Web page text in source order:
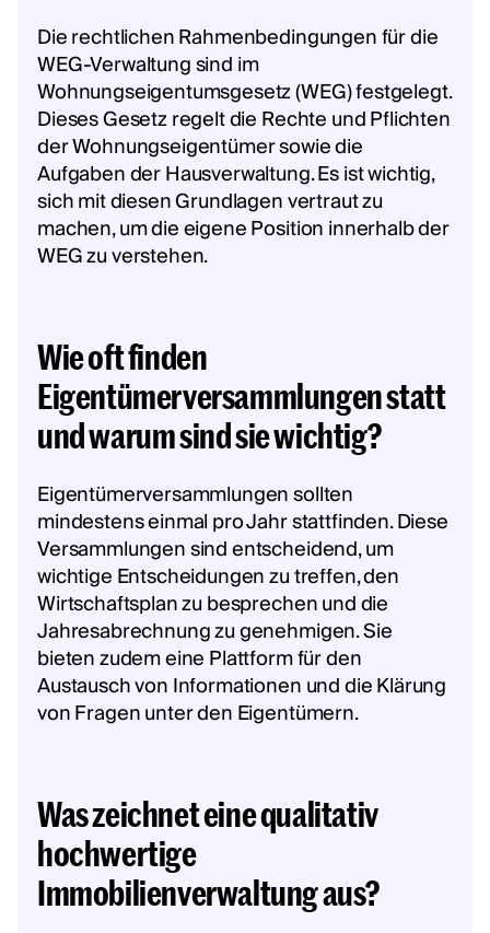
Die rechtlichen Rahmenbedingungen für die
WEG-Verwaltung sind im
Wohnungseigentumsgesetz (WEG) festgelegt.
Dieses Gesetz regelt die Rechte und Pflichten
der Wohnungseigentümer sowie die
Aufgaben der Hausverwaltung. Es ist wichtig,
sich mit diesen Grundlagen vertraut zu
machen, um die eigene Position innerhalb der
WEG zu verstehen.
Wie oft finden
Eigentümerversammlungen statt
und warum sind sie wichtig?
Eigentümerversammlungen sollten
mindestens einmal pro Jahr stattfinden. Diese
Versammlungen sind entscheidend, um
wichtige Entscheidungen zu treffen, den
Wirtschaftsplan zu besprechen und die
Jahresabrechnung zu genehmigen. Sie
bieten zudem eine Plattform für den
Austausch von Informationen und die Klärung
von Fragen unter den Eigentümern.
Was zeichnet eine qualitativ
hochwertige
Immobilienverwaltung aus?